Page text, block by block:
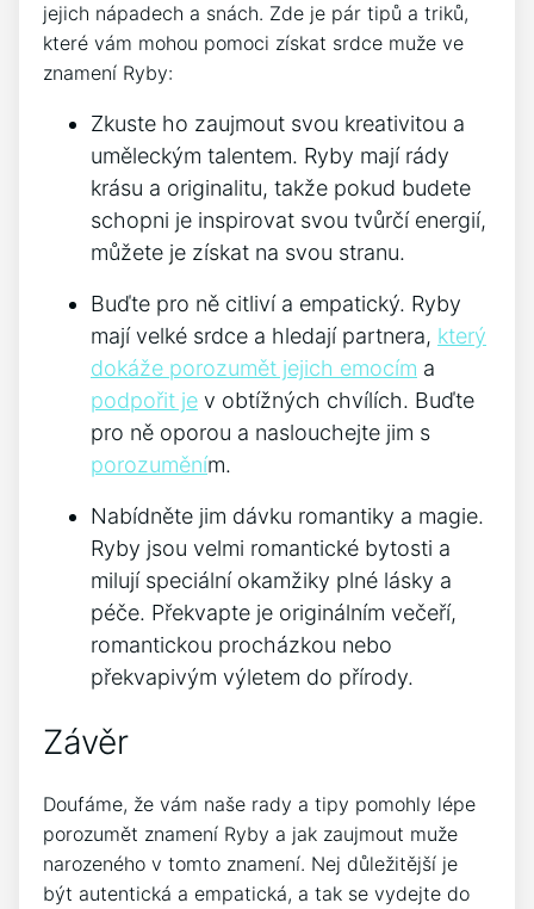
jejich nápadech a snách. Zde je pár tipů a triků,
které vám mohou pomoci získat srdce muže ve
znamení Ryby:
Zkuste ho zaujmout svou kreativitou a
uměleckým talentem. Ryby mají rády
krásu a originalitu, takže pokud budete
schopni je inspirovat svou tvůrčí energií,
můžete je získat na svou stranu.
Buďte pro ně citliví a empatický. Ryby
mají velké srdce a hledají partnera, který
dokáže porozumět jejich emocím a
podpořit je v obtížných chvílích. Buďte
pro ně oporou a naslouchejte jim s
porozuměním.
Nabídněte jim dávku romantiky a magie.
Ryby jsou velmi romantické bytosti a
milují speciální okamžiky plné lásky a
péče. Překvapte je originálním večeří,
romantickou procházkou nebo
překvapivým výletem do přírody.
Závěr
Doufáme, že vám naše rady a tipy pomohly lépe
porozumět znamení Ryby a jak zaujmout muže
narozeného v tomto znamení. Nej důležitější je
být autentická a empatická, a tak se vydejte do